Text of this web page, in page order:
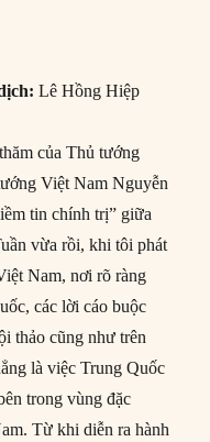
Lê Hồng Hiệp
của Thủ tướng
Việt Nam Nguyễn
tin chính trị” giữa
vừa rồi, khi tôi phát
Nam, nơi rõ ràng
các lời cáo buộc
thảo cũng như trên
là việc Trung Quốc
trong vùng đặc
Từ khi diễn ra hành